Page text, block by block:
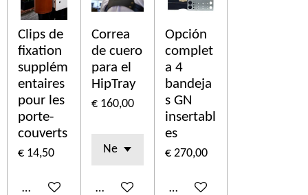
Clips de
fixation
supplém
entaires
pour les
porte-
couverts
€ 14,50
In winkelwagen
Correa
de cuero
para el
HipTray
€ 160,00
In winkelwagen
Opción
complet
a 4
bandeja
s GN
insertabl
es
€ 270,00
In winkelwagen